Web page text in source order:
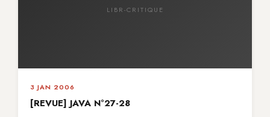
LIBR-CRITIQUE
3 JAN 2006
[REVUE] JAVA N°27-28